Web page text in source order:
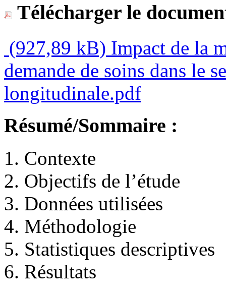
Télécharger le
(927,89 kB) Impact de la
demande de soins dans le
longitudinale.pdf
Résumé/Sommaire :
1. Contexte
2. Objectifs de l’étude
3. Données utilisées
4. Méthodologie
5. Statistiques descriptives
6. Résultats